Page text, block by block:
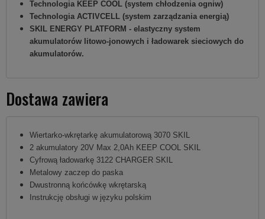
Technologia KEEP COOL (system chłodzenia ogniw)
Technologia ACTIVCELL (system zarządzania energią)
SKIL ENERGY PLATFORM - elastyczny system
akumulatorów litowo-jonowych i ładowarek sieciowych do
akumulatorów.
Dostawa zawiera
Wiertarko-wkrętarkę akumulatorową 3070 SKIL
2 akumulatory 20V Max 2,0Ah KEEP COOL SKIL
Cyfrową ładowarkę 3122 CHARGER SKIL
Metalowy zaczep do paska
Dwustronną końcówkę wkrętarską
Instrukcję obsługi w języku polskim